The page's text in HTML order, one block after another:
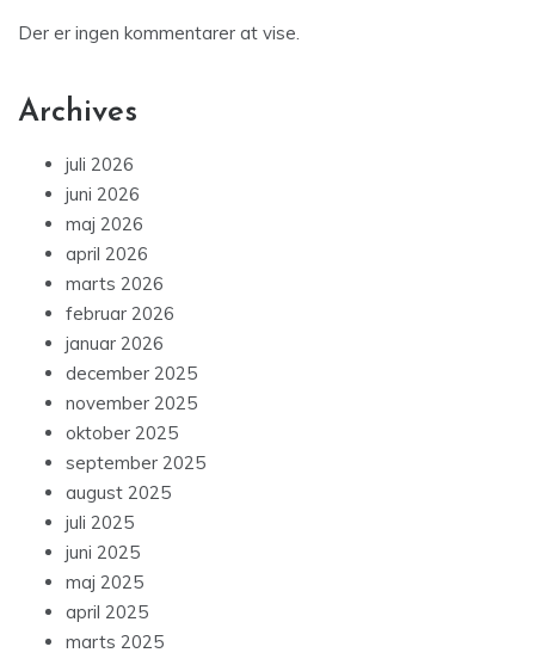
Der er ingen kommentarer at vise.
Archives
juli 2026
juni 2026
maj 2026
april 2026
marts 2026
februar 2026
januar 2026
december 2025
november 2025
oktober 2025
september 2025
august 2025
juli 2025
juni 2025
maj 2025
april 2025
marts 2025